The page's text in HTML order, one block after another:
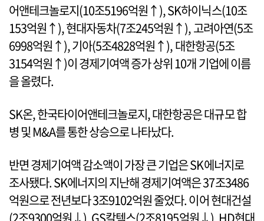
어앤테크놀로지(10조5196억원↑), SK하이닉스(10조
153억원↑), 현대자동차(7조245억원↑), 고려아연(5조
6998억원↑), 기아(5조4828억원↑), 대한항공(5조
3154억원↑)이 경제기여액 증가 상위 10개 기업에 이름
을 올렸다.
SK온, 한국타이어앤테크놀로지, 대한항공은 대규모 합
병 및 M&A를 통한 상승으로 나타났다.
반면 경제기여액 감소액이 가장 큰 기업은 SK에너지로
조사됐다. SK에너지의 지난해 경제기여액은 37조3486
억원으로 전년보다 3조9102억원 줄었다. 이어 현대건설